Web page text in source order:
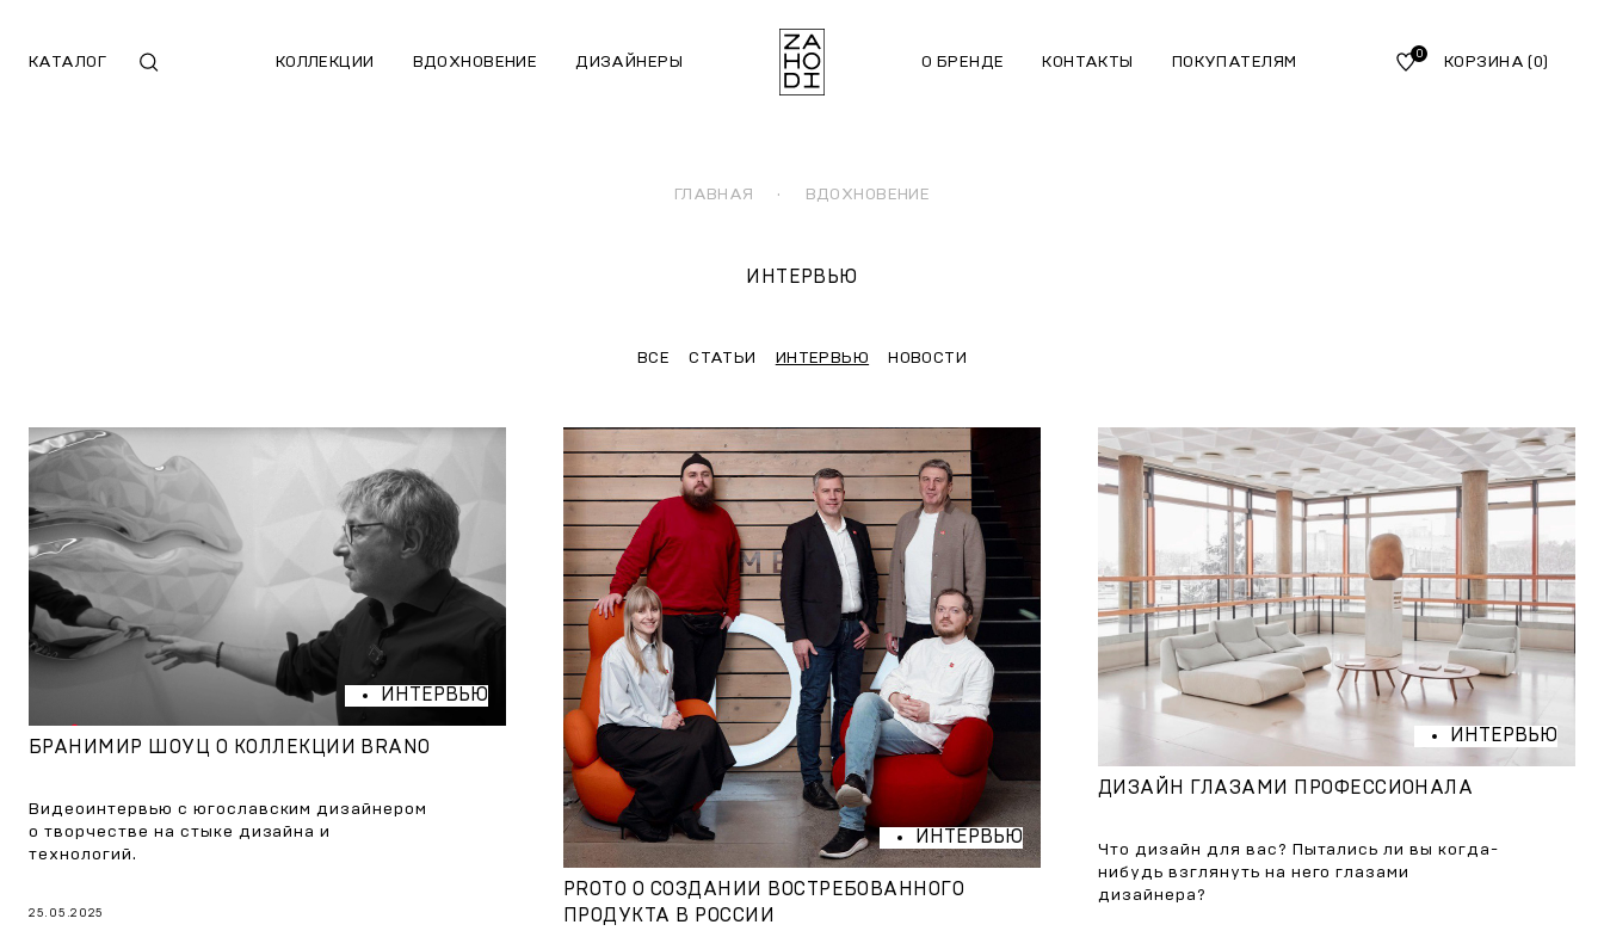
КАТАЛОГ КОЛЛЕКЦИИ ВДОХНОВЕНИЕ ДИЗАЙНЕРЫ О БРЕНДЕ КОНТАКТЫ ПОКУПАТЕЛЯМ 0 КОРЗИНА(0)
ГЛАВНАЯ · ВДОХНОВЕНИЕ
ИНТЕРВЬЮ
ВСЕ СТАТЬИ ИНТЕРВЬЮ НОВОСТИ
ИНТЕРВЬЮ
БРАНИМИР ШОУЦ О КОЛЛЕКЦИИ BRANO
Видеоинтервью с югославским дизайнером
о творчестве на стыке дизайна и
технологий.
25.05.2025
ИНТЕРВЬЮ
PROTO О СОЗДАНИИ ВОСТРЕБОВАННОГО
ПРОДУКТА В РОССИИ
ИНТЕРВЬЮ
ДИЗАЙН ГЛАЗАМИ ПРОФЕССИОНАЛА
Что дизайн для вас? Пытались ли вы когда-
нибудь взглянуть на него глазами
дизайнера?